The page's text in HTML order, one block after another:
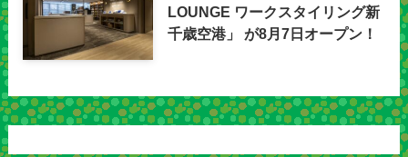
LOUNGE ワークスタイリング新
千歳空港」 が8月7日オープン！